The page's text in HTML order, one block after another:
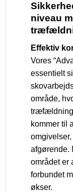
niveau
Effektiv
Vores
essentielt
område,
kommer til
afgørende.
området er
forbundet
økser.